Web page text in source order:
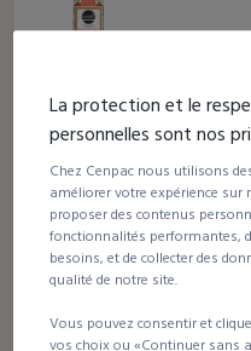
le flacon
Distributeur
À partir de
La protection et le
personnelles sont nos
Chez Cenpac nous utilisons
améliorer votre expérience sur
proposer des contenus
fonctionnalités performantes,
besoins, et de collecter des
qualité de notre site.
Vous pouvez consentir et
vos choix ou «Continuer sans